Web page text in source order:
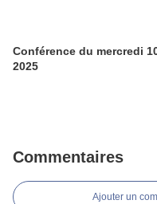
Conférence du mercredi
2025
Commentaires
Ajouter un